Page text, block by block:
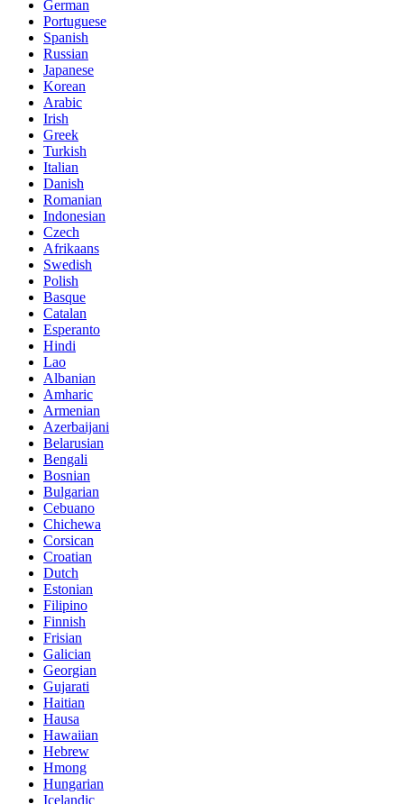
German
Portuguese
Spanish
Russian
Japanese
Korean
Arabic
Irish
Greek
Turkish
Italian
Danish
Romanian
Indonesian
Czech
Afrikaans
Swedish
Polish
Basque
Catalan
Esperanto
Hindi
Lao
Albanian
Amharic
Armenian
Azerbaijani
Belarusian
Bengali
Bosnian
Bulgarian
Cebuano
Chichewa
Corsican
Croatian
Dutch
Estonian
Filipino
Finnish
Frisian
Galician
Georgian
Gujarati
Haitian
Hausa
Hawaiian
Hebrew
Hmong
Hungarian
Icelandic